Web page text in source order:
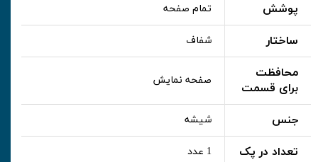
پوشش تمام صفحه
ساختار شفاف
محافظت
برای قسمت
صفحه نمایش
جنس شیشه
تعداد در پک 1 عدد